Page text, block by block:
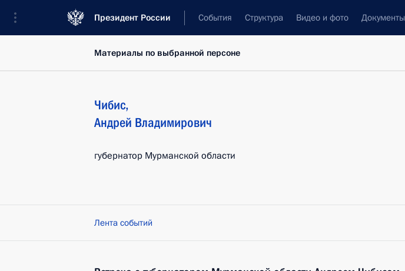
Президент России События Структура Видео и фото Документы
Материалы по выбранной персоне
Чибис,
Андрей Владимирович
губернатор Мурманской области
Лента событий